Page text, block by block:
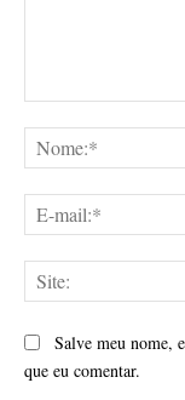
Salve meu nome,
que eu comentar.